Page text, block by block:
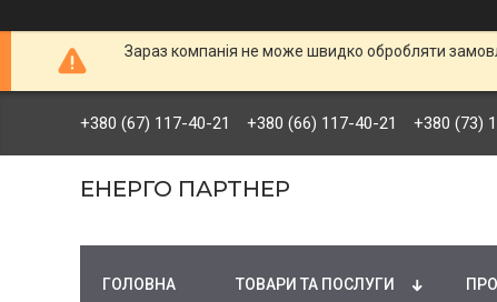
Зараз компанія не може швидко обробляти
+380 (67) 117-40-21 +380 (66) 117-40-21 +380 (73)
ЕНЕРГО ПАРТНЕР
ГОЛОВНА ТОВАРИ ТА ПОСЛУГИ